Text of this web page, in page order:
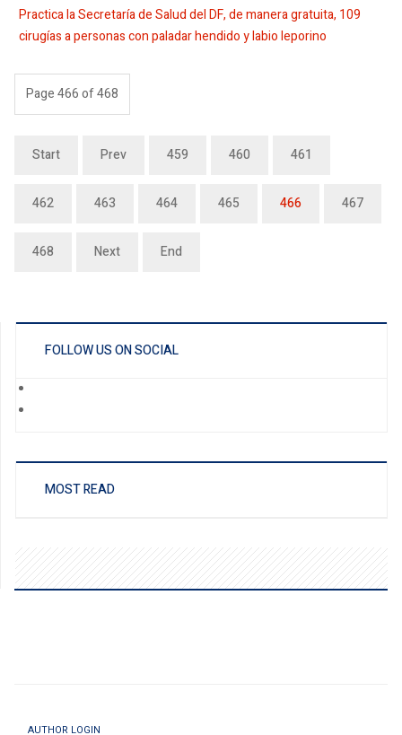
Practica la Secretaría de Salud del DF, de manera gratuita, 109
cirugías a personas con paladar hendido y labio leporino
Page 466 of 468
Start Prev 459 460 461
462 463 464 465 466 467
468 Next End
FOLLOW US ON SOCIAL
MOST READ
AUTHOR LOGIN